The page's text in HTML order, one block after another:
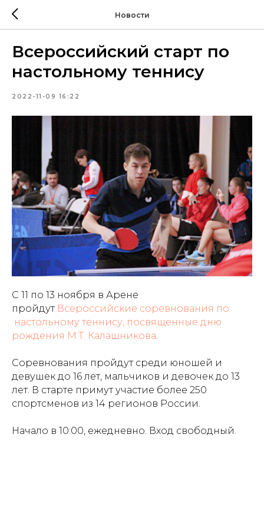
Новости
Всероссийский старт по
настольному теннису
2022-11-09 16:22
С 11 по 13 ноября в Арене
пройдут Всероссийские соревнования по
настольному теннису, посвященные дню
рождения М.Т. Калашникова.
Соревнования пройдут среди юношей и
девушек до 16 лет, мальчиков и девочек до 13
лет. В старте примут участие более 250
спортсменов из 14 регионов России.
Начало в 10:00, ежедневно. Вход свободный.